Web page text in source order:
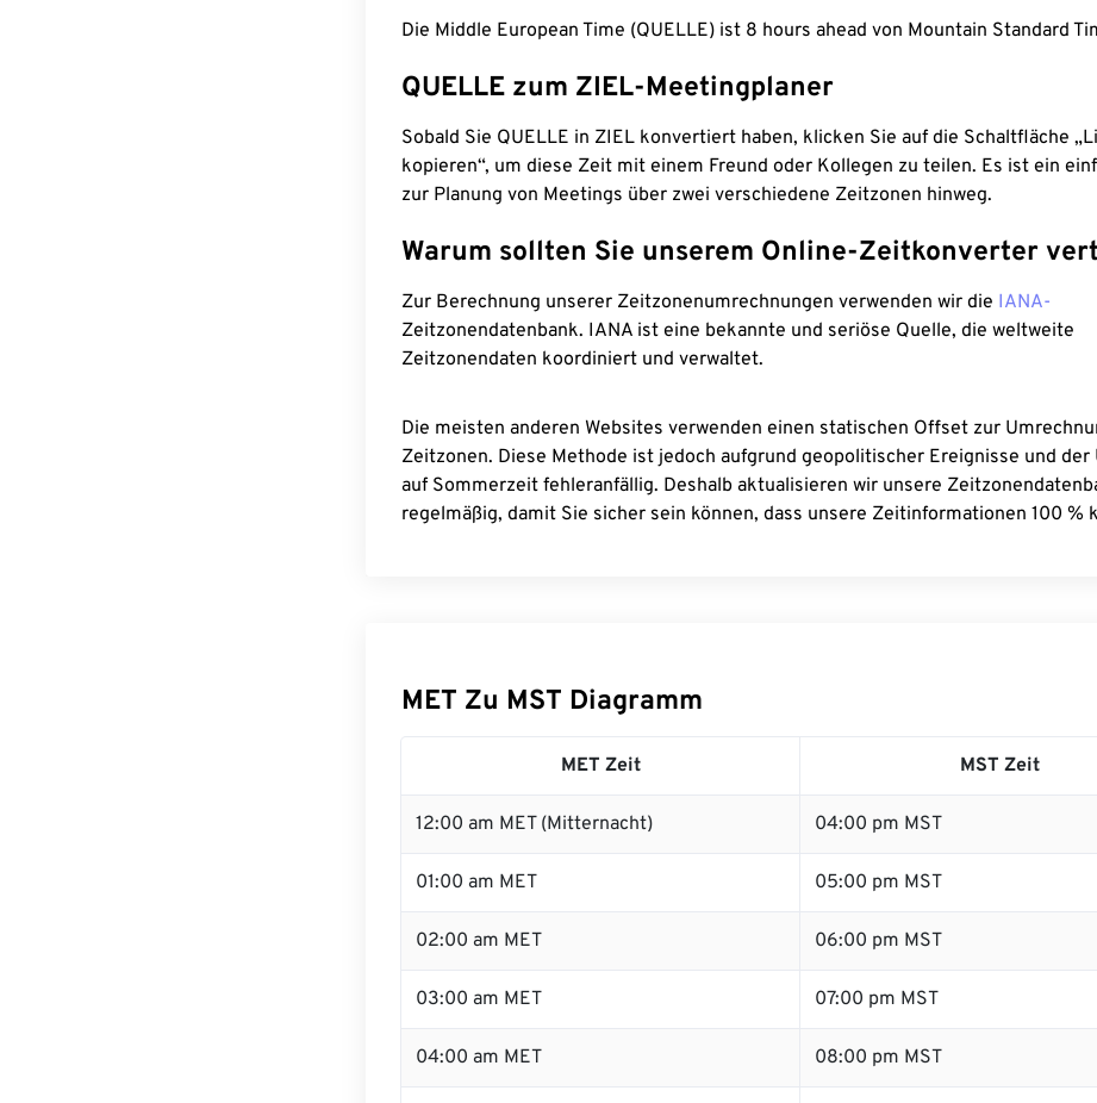
Die Middle European Time (QUELLE) ist 8 hours ahead von Mountain Standard
QUELLE zum ZIEL-Meetingplaner
Sobald Sie QUELLE in ZIEL konvertiert haben, klicken Sie auf die Schaltfläche
kopieren“, um diese Zeit mit einem Freund oder Kollegen zu teilen. Es ist ein
zur Planung von Meetings über zwei verschiedene Zeitzonen hinweg.
Warum sollten Sie unserem Online-Zeitkonverter
Zur Berechnung unserer Zeitzonenumrechnungen verwenden wir die IANA-
Zeitzonendatenbank. IANA ist eine bekannte und seriöse Quelle, die weltweite
Zeitzonendaten koordiniert und verwaltet.
Die meisten anderen Websites verwenden einen statischen Offset zur
Zeitzonen. Diese Methode ist jedoch aufgrund geopolitischer Ereignisse und der
auf Sommerzeit fehleranfällig. Deshalb aktualisieren wir unsere
regelmäßig, damit Sie sicher sein können, dass unsere Zeitinformationen 100 %
MET Zu MST Diagramm
MET Zeit MST Zeit
12:00 am MET (Mitternacht) 04:00 pm MST
01:00 am MET 05:00 pm MST
02:00 am MET 06:00 pm MST
03:00 am MET 07:00 pm MST
04:00 am MET 08:00 pm MST